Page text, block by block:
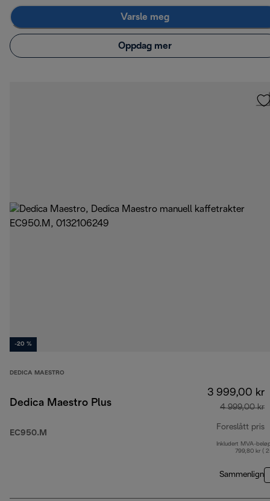
Varsle meg
Oppdag mer
-20 %
DEDICA MAESTRO
Dedica Maestro Plus
EC950.M
3 999,00 kr
4 999,00 kr
Foreslått pris
Inkludert MVA-
799,80 kr (
Sammenlign